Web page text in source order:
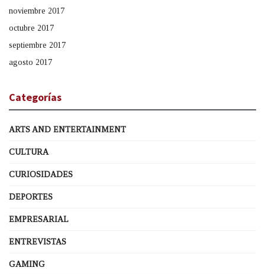
noviembre 2017
octubre 2017
septiembre 2017
agosto 2017
Categorías
ARTS AND ENTERTAINMENT
CULTURA
CURIOSIDADES
DEPORTES
EMPRESARIAL
ENTREVISTAS
GAMING